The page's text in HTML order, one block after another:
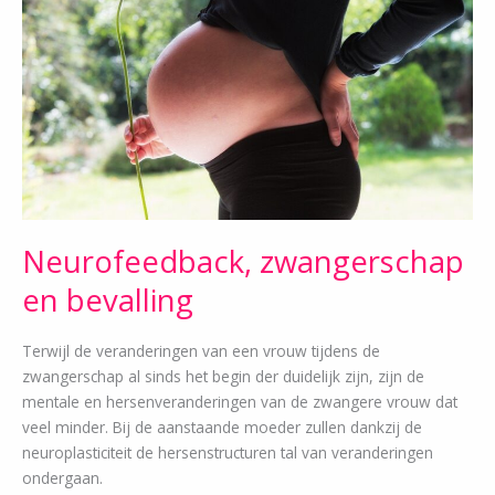
Neurofeedback, zwangerschap
en bevalling
Terwijl de veranderingen van een vrouw tijdens de
zwangerschap al sinds het begin der duidelijk zijn, zijn de
mentale en hersenveranderingen van de zwangere vrouw dat
veel minder. Bij de aanstaande moeder zullen dankzij de
neuroplasticiteit de hersenstructuren tal van veranderingen
ondergaan.
bevalling